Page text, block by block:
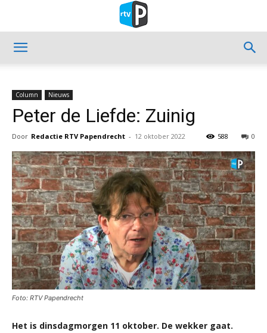
Column Nieuws
Peter de Liefde: Zuinig
Door Redactie RTV Papendrecht - 12 oktober 2022 0
588
Foto: RTV Papendrecht
Het is dinsdagmorgen 11 oktober. De wekker gaat.